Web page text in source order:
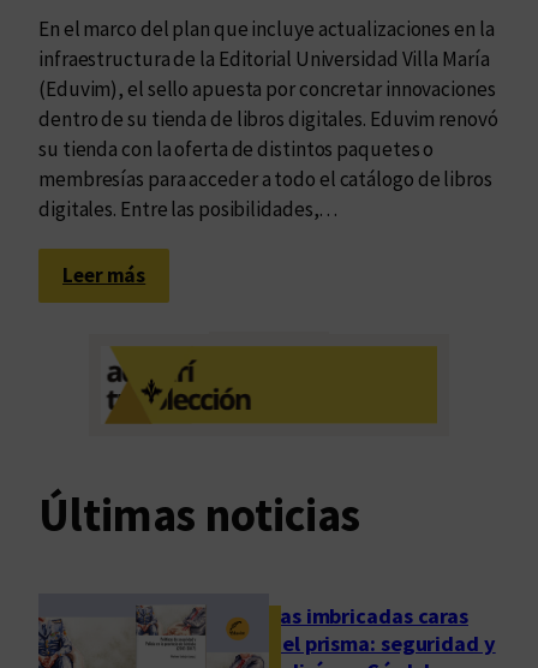
i
ó
n
a
l
a
F
I
L
U
C
ó
r
b
a
2
En el marco del plan que incluye actualizaciones en la
infraestructura de la Editorial Universidad Villa María
(Eduvim), el sello apuesta por concretar innovaciones
dentro de su tienda de libros digitales. Eduvim renovó
su tienda con la oferta de distintos paquetes o
membresías para acceder a todo el catálogo de libros
digitales. Entre las posibilidades,…
Leer más:
E
v
i
n
v
a
Últimas noticias
Las imbricadas caras
del prisma: seguridad y